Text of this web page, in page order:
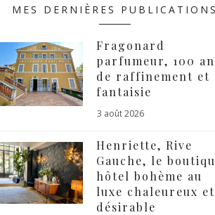
MES DERNIÈRES PUBLICATIONS
Fragonard
parfumeur, 100
de raffinement et
fantaisie
3 août 2026
Henriette, Rive
Gauche, le
hôtel bohème au
luxe chaleureux et
désirable